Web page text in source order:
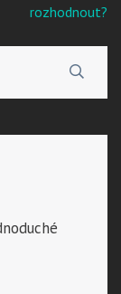
rozhodnout?